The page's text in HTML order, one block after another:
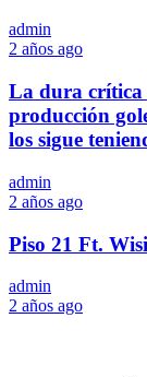
admin
2 años ago
La dura crítica
producción
los sigue
admin
2 años ago
Piso 21 Ft.
admin
2 años ago